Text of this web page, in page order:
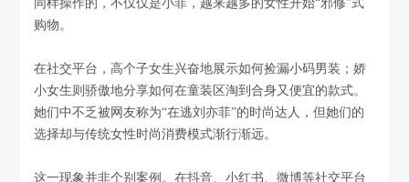
同样操作的，不仅仅是小菲，越来越多的女性开始“邪修”式
购物。
在社交平台，高个子女生兴奋地展示如何捡漏小码男装；娇
小女生则骄傲地分享如何在童装区淘到合身又便宜的款式。
她们中不乏被网友称为“在逃刘亦菲”的时尚达人，但她们的
选择却与传统女性时尚消费模式渐行渐远。
这一现象并非个别案例。在抖音、小红书、微博等社交平台